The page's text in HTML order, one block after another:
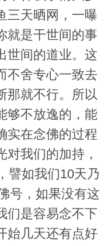
三天晒网，一曝
就是干世间的事
世间的道业。这
不舍专心一致去
那就不行。所以
够不放逸的，能
实在念佛的过程
对我们的加持，
譬如我们10天乃
号，如果没有这
们是容易念不下
始几天还有点好